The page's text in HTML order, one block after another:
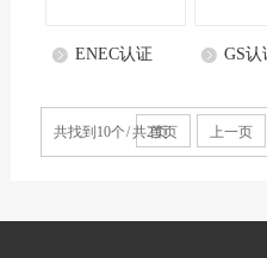
ENEC认证 GS认
共找到10个 / 共2页
首页 上一页